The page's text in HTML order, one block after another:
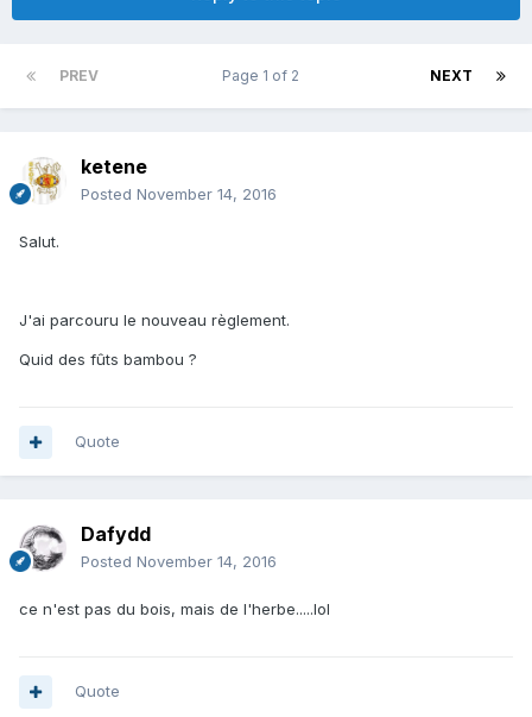
PREV NEXT
Page 1 of 2
ketene
Posted November 14, 2016
Salut.
J'ai parcouru le nouveau règlement.
Quid des fûts bambou ?
Quote
Dafydd
Posted November 14, 2016
ce n'est pas du bois, mais de l'herbe.....lol
Quote